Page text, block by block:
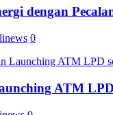
dengan
0
ATM